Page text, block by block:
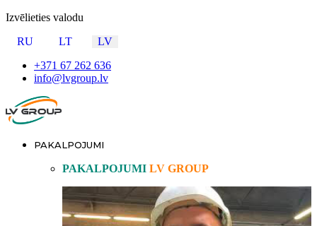
Izvēlieties valodu
RU
LT
LV
+371 67 262 636
info@lvgroup.lv
PAKALPOJUMI
PAKALPOJUMI LV GROUP